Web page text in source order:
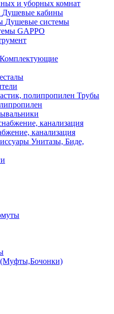
и уборных комнат
Душевые кабины
Душевые системы
GAPPO
Комплектующие
Трубы
канализация
Унитазы, Биде,